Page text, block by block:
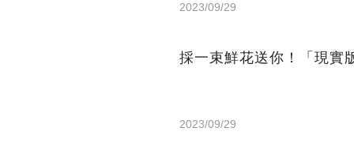
2023/09/29
採一束鮮花送你！「現實
2023/09/29